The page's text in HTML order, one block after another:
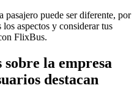
pasajero puede ser diferente, por
aspectos y considerar tus
FlixBus.
la empresa
destacan